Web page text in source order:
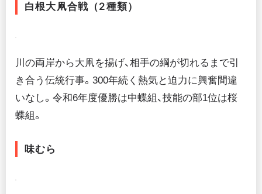
白根大凧合戦（2種類）
川の両岸から大凧を揚げ、相手の綱が切れるまで引
き合う伝統行事。300年続く熱気と迫力に興奮間違
いなし。令和6年度優勝は中蝶組、技能の部1位は桜
蝶組。
味むら